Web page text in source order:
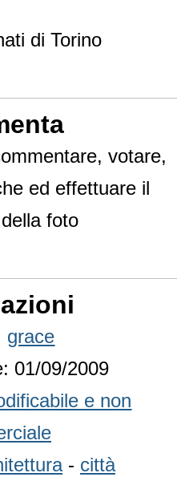
di Torino
votare,
ed effettuare il
foto
grace
01/09/2009
e non
- città